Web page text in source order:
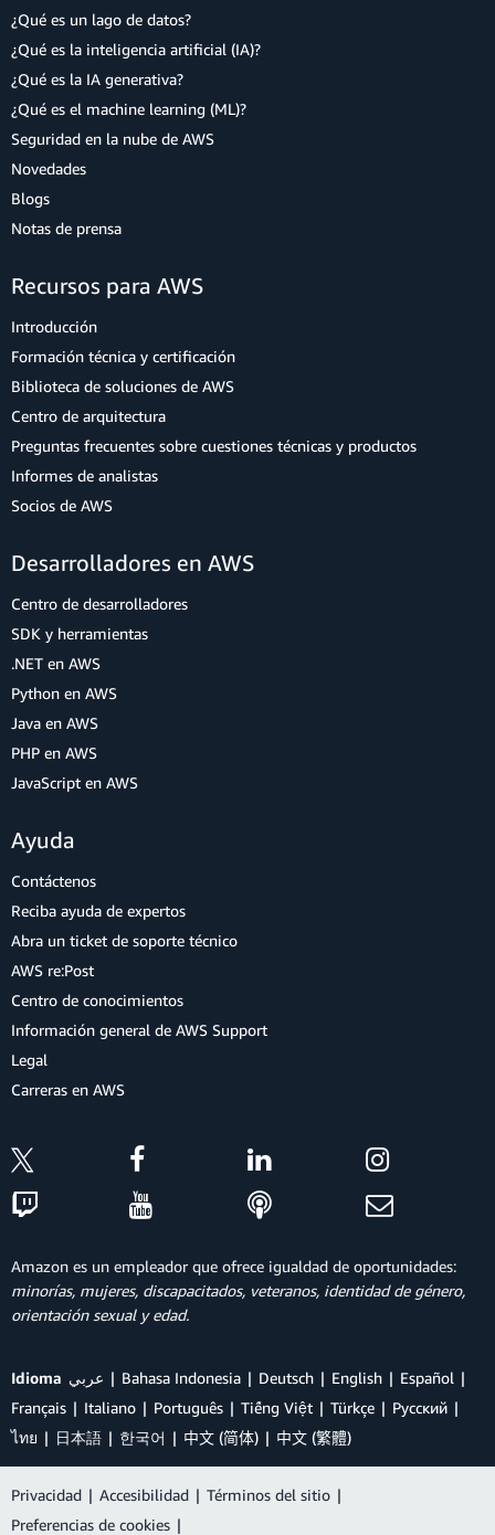
¿Qué es un lago de datos?
¿Qué es la inteligencia artificial (IA)?
¿Qué es la IA generativa?
¿Qué es el machine learning (ML)?
Seguridad en la nube de AWS
Novedades
Blogs
Notas de prensa
Recursos para AWS
Introducción
Formación técnica y certificación
Biblioteca de soluciones de AWS
Centro de arquitectura
Preguntas frecuentes sobre cuestiones técnicas y productos
Informes de analistas
Socios de AWS
Desarrolladores en AWS
Centro de desarrolladores
SDK y herramientas
.NET en AWS
Python en AWS
Java en AWS
PHP en AWS
JavaScript en AWS
Ayuda
Contáctenos
Reciba ayuda de expertos
Abra un ticket de soporte técnico
AWS re:Post
Centro de conocimientos
Información general de AWS Support
Legal
Carreras en AWS
Amazon es un empleador que ofrece igualdad de oportunidades:
minorías, mujeres, discapacitados, veteranos, identidad de género,
orientación sexual y edad.
Idioma عربي Bahasa Indonesia Deutsch English
Español
Français
Italiano Português Tiếng Việt Türkçe
Ρусский
ไทย
日本語 한국어 中文 (简体) 中文 (繁體)
Privacidad | Accesibilidad | Términos del sitio |
Preferencias de cookies |